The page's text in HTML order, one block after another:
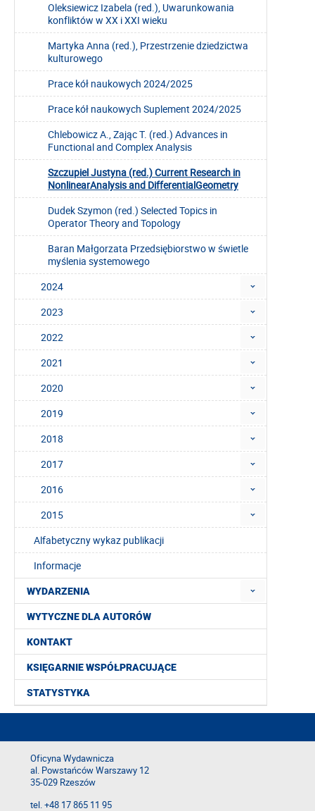
Oleksiewicz Izabela (red.), Uwarunkowania
konfliktów w XX i XXI wieku
Martyka Anna (red.), Przestrzenie dziedzictwa
kulturowego
Prace kół naukowych 2024/2025
Prace kół naukowych Suplement 2024/2025
Chlebowicz A., Zając T. (red.) Advances in
Functional and Complex Analysis
Szczupiel Justyna (red.) Current Research in
NonlinearAnalysis and DifferentialGeometry
Dudek Szymon (red.) Selected Topics in
Operator Theory and Topology
Baran Małgorzata Przedsiębiorstwo w świetle
myślenia systemowego
2024
2023
2022
2021
2020
2019
2018
2017
2016
2015
Alfabetyczny wykaz publikacji
Informacje
WYDARZENIA
WYTYCZNE DLA AUTORÓW
KONTAKT
KSIĘGARNIE WSPÓŁPRACUJĄCE
STATYSTYKA
Oficyna Wydawnicza
al. Powstańców Warszawy 12
35-029 Rzeszów
tel. +48 17 865 11 95